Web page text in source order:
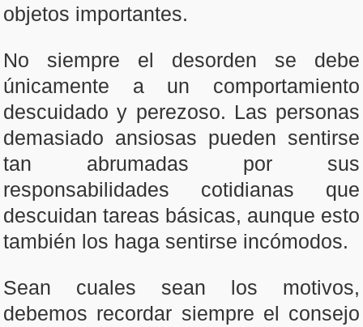
objetos importantes.
No siempre el desorden se debe
únicamente a un comportamiento
descuidado y perezoso. Las personas
demasiado ansiosas pueden sentirse
tan abrumadas por sus
responsabilidades cotidianas que
descuidan tareas básicas, aunque esto
también los haga sentirse incómodos.
Sean cuales sean los motivos,
debemos recordar siempre el consejo